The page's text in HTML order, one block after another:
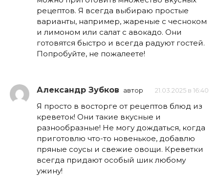
рецептов. Я всегда выбираю простые
варианты, например, жареные с чесноком
и лимоном или салат с авокадо. Они
готовятся быстро и всегда радуют гостей.
Попробуйте, не пожалеете!
Александр Зубков автор 21.03.2025 в 16:40
Я просто в восторге от рецептов блюд из
креветок! Они такие вкусные и
разнообразные! Не могу дождаться, когда
приготовлю что-то новенькое, добавлю
пряные соусы и свежие овощи. Креветки
всегда придают особый шик любому
ужину!